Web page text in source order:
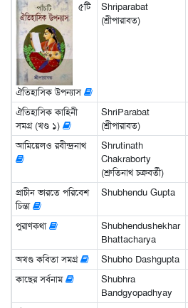
৫টি
ঐতিহাসিক উপন্যাস
Shriparabat
(শ্রীপারাবত)
ঐতিহাসিক কাহিনী
সমগ্র (খণ্ড ১)
ShriParabat
(শ্রীপারাবত)
আমিয়েলও রবীন্দ্রনাথ
Shrutinath
Chakraborty
(শ্রুতিনাথ চক্রবর্তী)
প্রাচীন ভারতে পরিবেশ
চিন্তা
Shubhendu Gupta
পুরাণকথা
Shubhendushekhar
Bhattacharya
অখণ্ড কবিতা সমগ্র Shubho Dashgupta
কাছের সর্বনাম
Shubhra
Bandgyopadhyay